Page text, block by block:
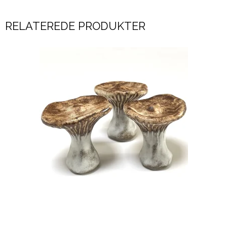
RELATEREDE PRODUKTER